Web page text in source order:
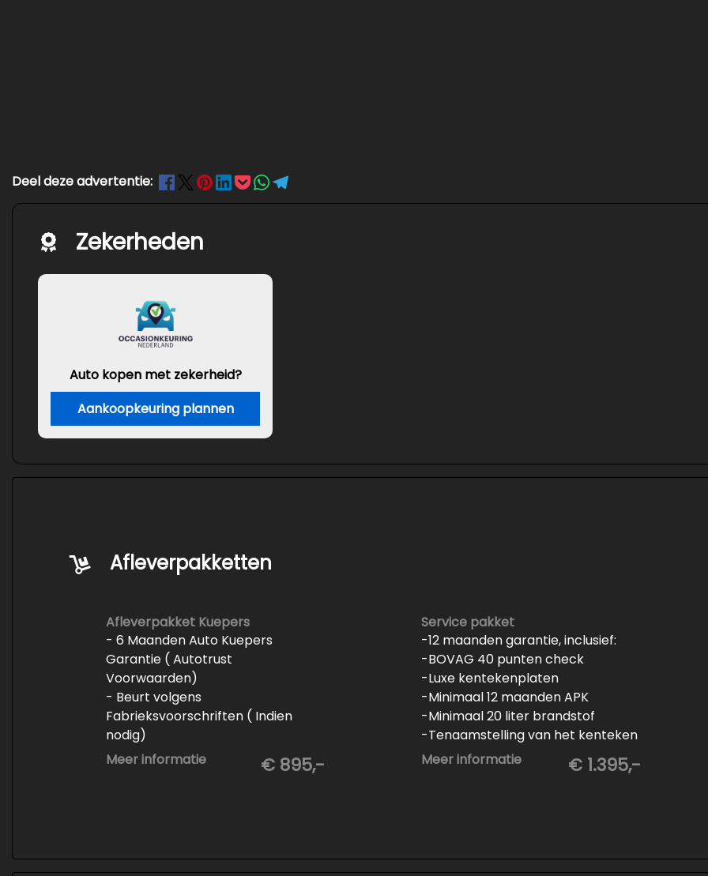
Deel deze advertentie:
Zekerheden
Auto kopen met zekerheid?
Aankoopkeuring plannen
Afleverpakketten
Afleverpakket Kuepers
- 6 Maanden Auto Kuepers
Garantie ( Autotrust
Voorwaarden)
- Beurt volgens
Fabrieksvoorschriften ( Indien
nodig)
- Minimaal 6 maanden APK
- Minimaal 3 mm banden profiel
- Poetsen binnen en buiten
Meer informatie € 895,-
Service pakket
-12 maanden garantie, inclusief:
-BOVAG 40 punten check
-Luxe kentekenplaten
-Minimaal 12 maanden APK
-Minimaal 20 liter brandstof
-Tenaamstelling van het kenteken
-Vrijwaren van de inruilauto
Meer informatie € 1.395,-